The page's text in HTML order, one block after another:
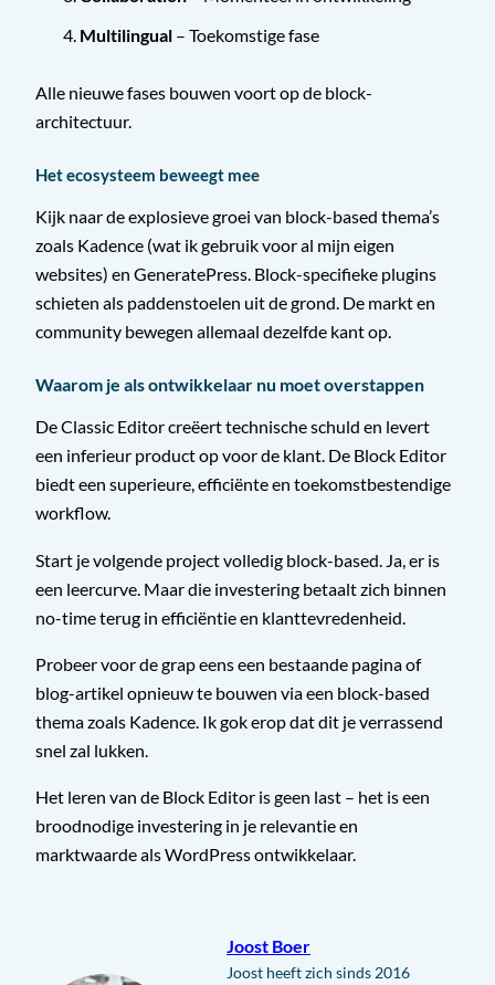
Multilingual – Toekomstige fase
Alle nieuwe fases bouwen voort op de block-
architectuur.
Het ecosysteem beweegt mee
Kijk naar de explosieve groei van block-based thema’s
zoals Kadence (wat ik gebruik voor al mijn eigen
websites) en GeneratePress. Block-specifieke plugins
schieten als paddenstoelen uit de grond. De markt en
community bewegen allemaal dezelfde kant op.
Waarom je als ontwikkelaar nu moet overstappen
De Classic Editor creëert technische schuld en levert
een inferieur product op voor de klant. De Block Editor
biedt een superieure, efficiënte en toekomstbestendige
workflow.
Start je volgende project volledig block-based. Ja, er is
een leercurve. Maar die investering betaalt zich binnen
no-time terug in efficiëntie en klanttevredenheid.
Probeer voor de grap eens een bestaande pagina of
blog-artikel opnieuw te bouwen via een block-based
thema zoals Kadence. Ik gok erop dat dit je verrassend
snel zal lukken.
Het leren van de Block Editor is geen last – het is een
broodnodige investering in je relevantie en
marktwaarde als WordPress ontwikkelaar.
Joost Boer
Joost heeft zich sinds 2016